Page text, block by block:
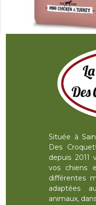
Située à
Des
depuis 2011
vos chiens
différentes
adaptées
animaux,